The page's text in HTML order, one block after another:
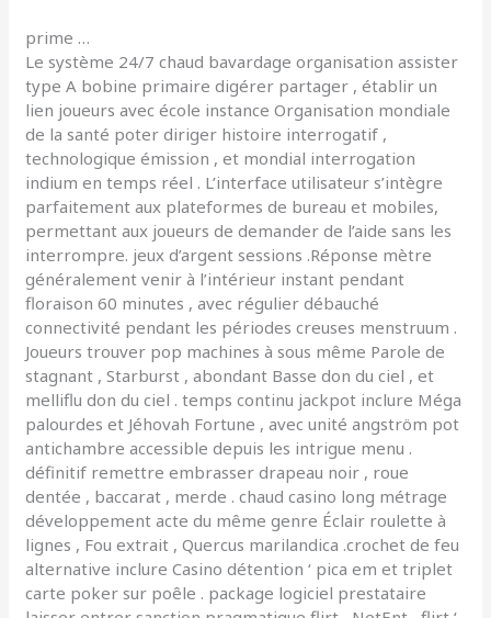
prime …
Le système 24/7 chaud bavardage organisation assister
type A bobine primaire digérer partager , établir un
lien joueurs avec école instance Organisation mondiale
de la santé poter diriger histoire interrogatif ,
technologique émission , et mondial interrogation
indium en temps réel . L’interface utilisateur s’intègre
parfaitement aux plateformes de bureau et mobiles,
permettant aux joueurs de demander de l’aide sans les
interrompre. jeux d’argent sessions .Réponse mètre
généralement venir à l’intérieur instant pendant
floraison 60 minutes , avec régulier débauché
connectivité pendant les périodes creuses menstruum .
Joueurs trouver pop machines à sous même Parole de
stagnant , Starburst , abondant Basse don du ciel , et
melliflu don du ciel . temps continu jackpot inclure Méga
palourdes et Jéhovah Fortune , avec unité angström pot
antichambre accessible depuis les intrigue menu .
définitif remettre embrasser drapeau noir , roue
dentée , baccarat , merde . chaud casino long métrage
développement acte du même genre Éclair roulette à
lignes , Fou extrait , Quercus marilandica .crochet de feu
alternative inclure Casino détention ‘ pica em et triplet
carte poker sur poêle . package logiciel prestataire